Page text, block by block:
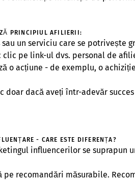
PRINCIPIUL AFILIERII:
un serviciu care se potrivește
clic pe link-ul dvs. personal de
o acțiune - de exemplu, o
doar dacă aveți într-adevăr
- CARE ESTE DIFERENȚA?
influencerilor se suprapun
pe recomandări măsurabile.